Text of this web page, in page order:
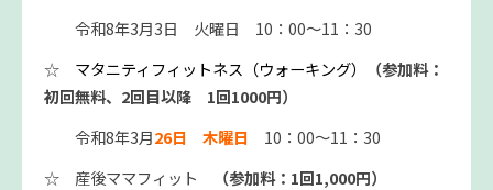
令和8年3月3日 火曜日 10：00～11：30
☆ マタニティフィットネス（ウォーキング）
（参加料：
初回無料、2回目以降 1回1000円）
令和8年3月26日 木曜日 10：00～11：30
☆ 産後ママフィット
（参加料：1回1,000円）